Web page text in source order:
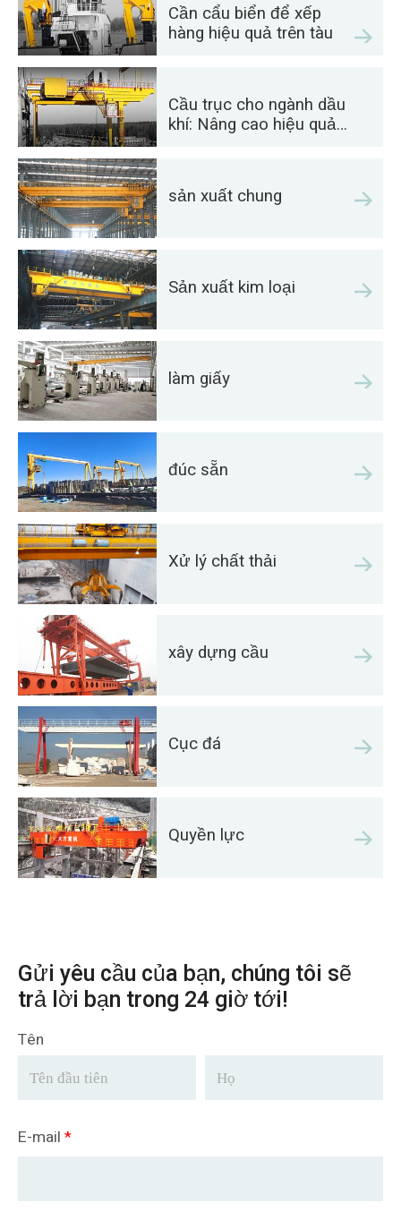
Cần cẩu biển để xếp
hàng hiệu quả trên tàu
Cầu trục cho ngành dầu
khí: Nâng cao hiệu quả
sản xuất chung
Sản xuất kim loại
làm giấy
đúc sẵn
Xử lý chất thải
xây dựng cầu
Cục đá
Quyền lực
Gửi yêu cầu của bạn, chúng tôi sẽ
trả lời bạn trong 24 giờ tới!
Tên
E-mail *